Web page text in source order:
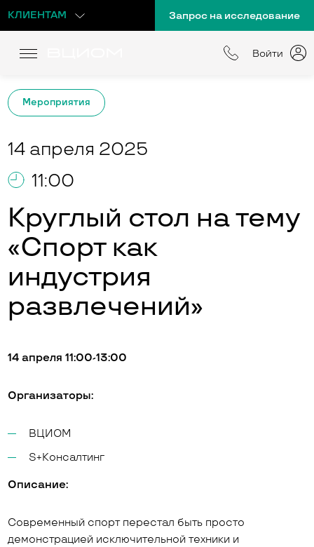
КЛИЕНТАМ Запрос на исследование
Войти
Мероприятия
14 апреля 2025
11:00
Круглый стол на тему
«Спорт как
индустрия
развлечений»
14 апреля 11:00-13:00
Организаторы:
ВЦИОМ
S+Консалтинг
Описание:
Современный спорт перестал быть просто
демонстрацией исключительной техники и